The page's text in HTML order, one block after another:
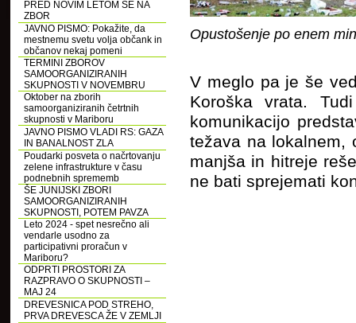
PRED NOVIM LETOM ŠE NA
ZBOR
JAVNO PISMO: Pokažite, da
mestnemu svetu volja občank in
občanov nekaj pomeni
TERMINI ZBOROV
SAMOORGANIZIRANIH
SKUPNOSTI V NOVEMBRU
Oktober na zborih
samoorganiziranih četrtnih
skupnosti v Mariboru
JAVNO PISMO VLADI RS: GAZA
IN BANALNOST ZLA
Poudarki posveta o načrtovanju
zelene infrastrukture v času
podnebnih sprememb
ŠE JUNIJSKI ZBORI
SAMOORGANIZIRANIH
SKUPNOSTI, POTEM PAVZA
Leto 2024 - spet nesrečno ali
vendarle usodno za
participativni proračun v
Mariboru?
ODPRTI PROSTORI ZA
RAZPRAVO O SKUPNOSTI –
MAJ 24
DREVESNICA POD STREHO,
PRVA DREVESCA ŽE V ZEMLJI
Opustošenje po enem
V meglo pa je še
Koroška vrata.
komunikacijo
težava na lokalnem,
manjša in hitreje
ne bati sprejemati